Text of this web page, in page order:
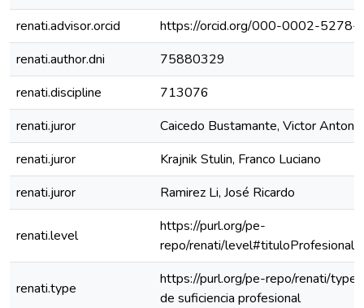
renati.advisor.orcid
https://orcid.org/000-0002-5278-
renati.author.dni
75880329
renati.discipline
713076
renati.juror
Caicedo Bustamante, Victor Antonio
renati.juror
Krajnik Stulin, Franco Luciano
renati.juror
Ramirez Li, José Ricardo
renati.level
https://purl.org/pe-
repo/renati/level#tituloProfesional
renati.type
https://purl.org/pe-repo/renati/
de suficiencia profesional